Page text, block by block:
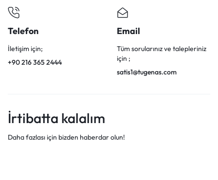
Telefon
İletişim için;
+90 216 365 2444
Email
Tüm sorularınız ve talepleriniz
için ;
satis1@tugenas.com
İrtibatta kalalım
Daha fazlası için bizden haberdar olun!